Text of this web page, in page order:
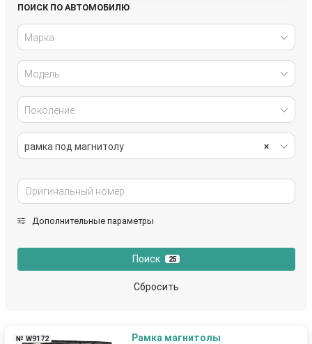
ПОИСК ПО АВТОМОБИЛЮ
Марка
Модель
Поколение
×
рамка под магнитолу
Дополнительные параметры
Поиск 25
Сбросить
№ W9172
Рамка магнитолы